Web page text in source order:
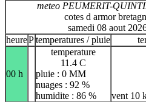
meteo PEUMERIT-
cotes d armor
samedi 08 aout
heurePtemperatures / pluie
00 h
temperature
11.4 C
pluie : 0 MM
nuages : 92 %
humidite : 86 %
vent 10